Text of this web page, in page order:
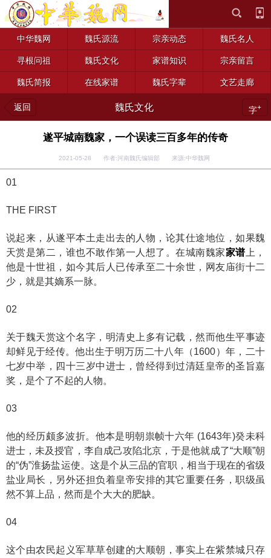
中华魏网 魏氏源流 宗亲动态 魏氏名人
寻根问祖 魏氏文化 家谱知识 宗亲留言
魏氏简报 在线家谱 魏氏字辈 文艺走廊
返回 魏氏文化 字+
遂平城南魏家，一个误读三百多年的传奇
2021-05-28 作者:河南魏氏编辑部 来源:中华魏网
01
THE FIRST
说起来，从遂平本土走出去的人物，论其仕途地位，如果魏
天赏是第二，谁也不敢作第一人想了。在城南魏家家谱上，
他是十世祖，如今其后人已传承至二十余世，网友庙街十二
少，就是其嫡系一脉。
02
关于魏天赏这个名字，明清史上多有记载，然而他生平事迹
却鲜见于经传。他出生于明万历二十八年（1600）年，二十
七岁中举，四十三岁中进士，曾经得到过清廷皇帝的圣旨嘉
奖，是个了不起的人物。
03
他的经历颇多波折。他本是明朝祟帧十六年 (1643年)癸未科
进士，未及授官，李自成己攻陷北京，于是他就成了“大顺”朝
的“伪”淮扬盐运使。这是个从三品的官职，相当于现在的省级
盐业局长，另外还担负着皇帝安排的其它重要任务，职级虽
然不算上品，然而是个大大的肥缺。
04
这个由农民起义军草草创建的大顺朝，事实上在紫禁城只存